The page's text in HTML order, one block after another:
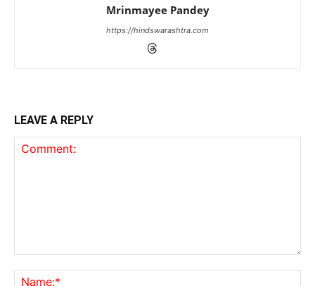
Mrinmayee Pandey
https://hindswarashtra.com
LEAVE A REPLY